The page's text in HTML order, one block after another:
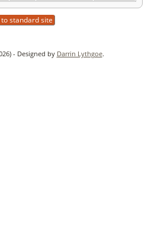
standard site
- Designed by Darrin Lythgoe.